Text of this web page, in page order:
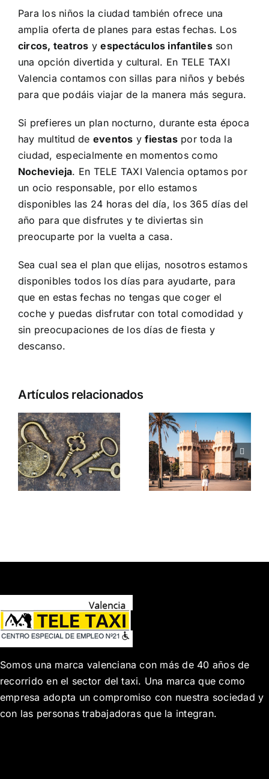
Para los niños la ciudad también ofrece una
amplia oferta de planes para estas fechas. Los
circos, teatros yespectáculos infantilesson
una opción divertida y cultural. En TELE TAXI
Valencia contamos con sillas para niños y bebés
para que podáis viajar de la manera más segura.
Si prefieres un plan nocturno, durante esta época
hay multitud de eventos yfiestaspor toda la
ciudad, especialmente en momentos como
Nochevieja. En TELE TAXI Valencia optamos por
un ocio responsable, por ello estamos
disponibles las 24 horas del día, los 365 días del
año para que disfrutes y te diviertas sin
preocuparte por la vuelta a casa.
Sea cual sea el plan que elijas, nosotros estamos
disponibles todos los días para ayudarte, para
que en estas fechas no tengas que coger el
coche y puedas disfrutar con total comodidad y
sin preocupaciones de los días de fiesta y
descanso.
Artículos relacionados
5 planes
que hacer
en Valencia
en la
El origen
del
taxímetro
Somos una marca valenciana con más de 40 años de
recorrido en el sector del taxi. Una marca que como
empresa adopta un compromiso con nuestra sociedad y
con las personas trabajadoras que la integran.